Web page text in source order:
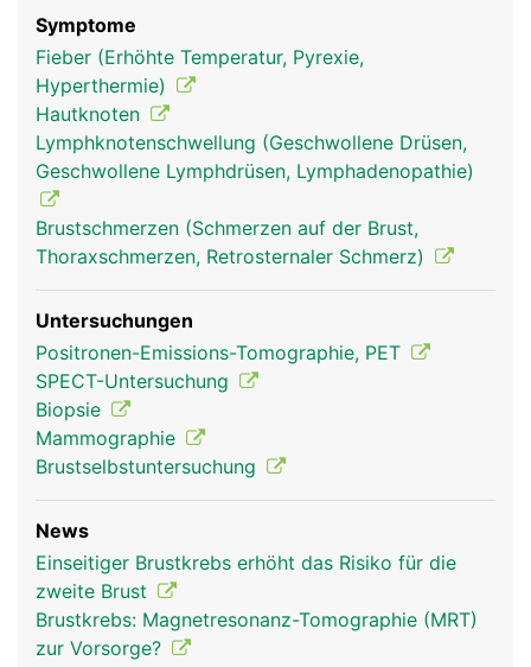
Menstruationszyklus kommt es zu einem
Anschwellen der Brüste als Vorbereitung auf eine
anstehende Schwangerschaft, die sich mit Beginn
der Monatsblutung wieder zurückbildet. Die Brüste
werden ausserdem durchzogen von Blutgefässen
zur Versorgung mit Nährstoffen und Hormonen
und von Lymphgefässen, die das Gewebewasser
(Lymphe) zu den Lymphknoten in den
Achselhöhlen leiten.
Brust Frau
Symptome
Fieber (Erhöhte Temperatur, Pyrexie,
Hyperthermie)
Hautknoten
Lymphknotenschwellung (Geschwollene Drüsen,
Geschwollene Lymphdrüsen, Lymphadenopathie)
Brustschmerzen (Schmerzen auf der Brust,
Thoraxschmerzen, Retrosternaler Schmerz)
Untersuchungen
Positronen-Emissions-Tomographie, PET
SPECT-Untersuchung
Biopsie
Mammographie
Brustselbstuntersuchung
News
Einseitiger Brustkrebs erhöht das Risiko für die
zweite Brust
Brustkrebs: Magnetresonanz-Tomographie (MRT)
zur Vorsorge?